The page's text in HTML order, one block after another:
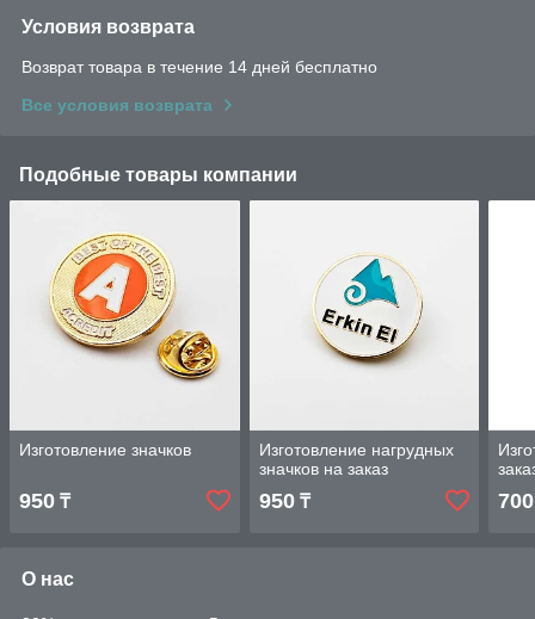
Условия возврата
Возврат товара в течение 14 дней бесплатно
Все условия возврата
Подобные товары компании
Изготовление значков
950 ₸
Изготовление нагрудных
значков на заказ
950₸ 700
О нас